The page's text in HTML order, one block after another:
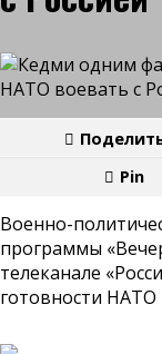
Pin
Военно-
программы
телеканале
готовности НАТО